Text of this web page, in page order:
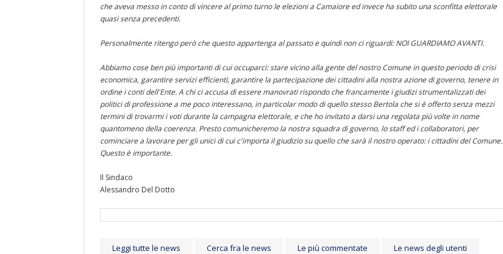
che aveva messo in conto di vincere al primo turno le elezioni a Camaiore ed invece ha subito una sconfitta elettorale
quasi senza precedenti.
Personalmente ritengo però che questo appartenga al passato e quindi non ci riguardi: NOI GUARDIAMO AVANTI.
Abbiamo cose ben più importanti di cui occuparci: stare vicino alla gente del nostro Comune in questo periodo di crisi
economica, garantire servizi efficienti, garantire la partecipazione dei cittadini alla nostra azione di governo, tenere in
ordine i conti dell'Ente. A chi ci accusa di essere manovrati rispondo che francamente i giudizi strumentalizzati dei
politici di professione a me poco interessano, in particolar modo di quello stesso Bertola che si è offerto senza mezzi
termini di trovarmi i voti durante la campagna elettorale, e che ho invitato a darsi una regolata più volte in nome
quantomeno della coerenza. Presto comunicheremo la nostra squadra di governo, lo staff ed i collaboratori, per
cominciare a lavorare per gli unici di cui c'importa il giudizio su quello che sarà il nostro operato: i cittadini del Comune.
Questo è importante.
Il Sindaco
Alessandro Del Dotto
Leggi tutte le news Cerca fra le news Le più commentate Le news degli utenti